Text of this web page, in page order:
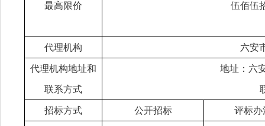
最高限价 伍佰伍
代理机构 六安
代理机构地址和
联系方式
地址： 六
招标方式 公开招标 评标办